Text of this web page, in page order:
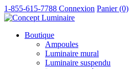
1-855-615-7788 Connexion Panier (0)
Boutique
Ampoules
Luminaire mural
Luminaire suspendu